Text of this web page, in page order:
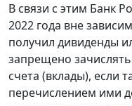
В связи с этим Банк
2022 года вне
получил дивиденды
запрещено
счета (вклады), если
перечислением ими